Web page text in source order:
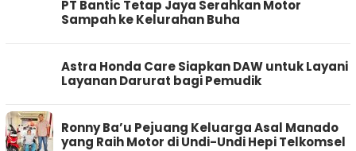
PT Bantic Tetap Jaya Serahkan Motor
Sampah ke Kelurahan Buha
Astra Honda Care Siapkan DAW untuk Layani
Layanan Darurat bagi Pemudik
Ronny Ba’u Pejuang Keluarga Asal Manado
yang Raih Motor di Undi-Undi Hepi Telkomsel